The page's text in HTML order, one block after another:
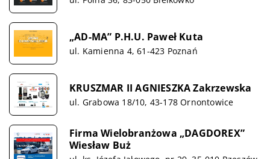
„AD-MA” P.H.U. Paweł Kuta
ul. Kamienna 4, 61-423 Poznań
KRUSZMAR II AGNIESZKA Zakrzewska
ul. Grabowa 18/10, 43-178 Ornontowice
Firma Wielobranżowa „DAGDOREX”
Wiesław Buż